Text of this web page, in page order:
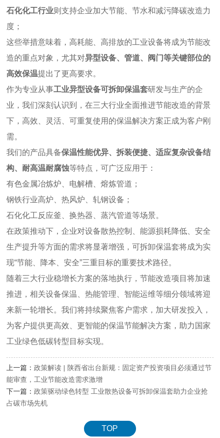
石化化工行业则支持企业加大节能、节水和减污降碳改造力
度；
这些举措意味着，高耗能、高排放的工业设备将成为节能改
造的重点对象，尤其对异型设备、管道、阀门等关键部位的
高效保温提出了更高要求。
作为专业从事工业异型设备可拆卸保温套研发与生产的企
业，我们深刻认识到，在三大行业全面推进节能改造的背景
下，高效、灵活、可重复使用的保温解决方案正成为客户刚
需。
我们的产品具备保温性能优异、拆装便捷、适应复杂设备结
构、耐高温耐腐蚀等特点，可广泛应用于：
有色金属冶炼炉、电解槽、熔炼管道；
钢铁行业高炉、热风炉、轧钢设备；
石化化工反应釜、换热器、蒸汽管道等场景。
在政策推动下，企业对设备散热控制、能源损耗降低、安全
生产提升等方面的需求将显著增强，可拆卸保温套将成为实
现“节能、降本、安全”三重目标的重要技术路径。
随着三大行业稳增长方案的落地执行，节能改造项目将加速
推进，相关设备保温、热能管理、智能运维等细分领域将迎
来新一轮增长。我们将持续聚焦客户需求，加大研发投入，
为客户提供更高效、更智能的保温节能解决方案，助力国家
工业绿色低碳转型目标实现。
上一篇：政策解读 | 陕西省出台新规：固定资产投资项目必须通过节
能审查，工业节能改造需求激增
下一篇：政策驱动绿色转型 工业散热设备可拆卸保温套助力企业抢
占碳市场先机
TOP